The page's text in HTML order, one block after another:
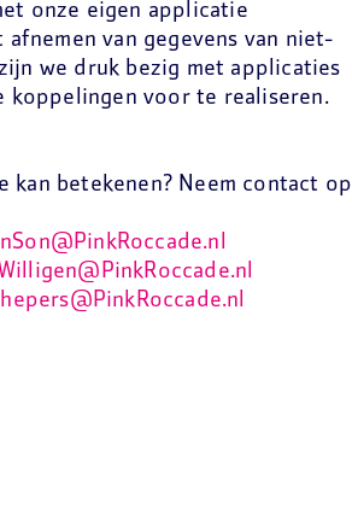
onze eigen applicatie
van gegevens van niet-
we druk bezig met applicaties
koppelingen voor te realiseren.
kan betekenen? Neem contact op